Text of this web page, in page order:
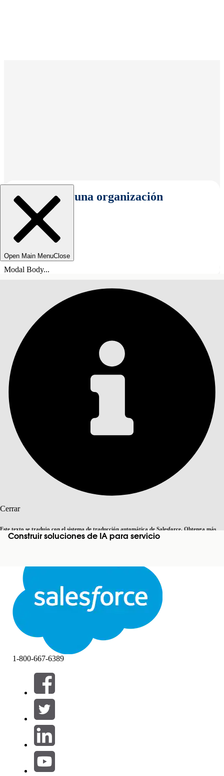
Seleccionar una organización
Open Main MenuClose
Modal Body...
Cerrar
Este texto se tradujo con el sistema de traducción automática de Salesforce. Obtenga más
detalles aquí Cambiar a inglés Ahora no
Cerrar Cerrar
Construir soluciones de IA para servicio
Índice de materias
ÍNDICE DE MATERIAS
Buscar
Filtros (0)
SELECCIONAR FILTROS
Área de productos
1-800-667-6389